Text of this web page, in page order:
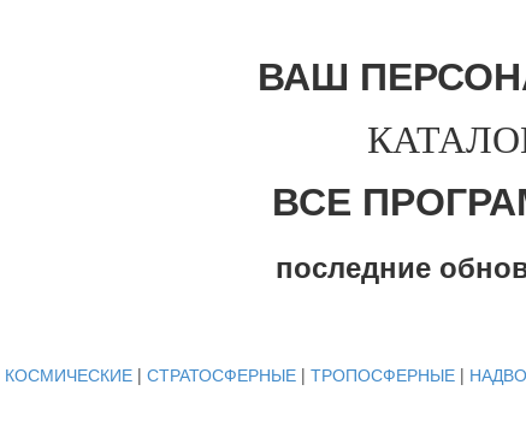
ВАШ
ВСЕ
последние
КОСМИЧЕСКИЕ | СТРАТОСФЕРНЫЕ | ТРОПОСФЕРНЫЕ |